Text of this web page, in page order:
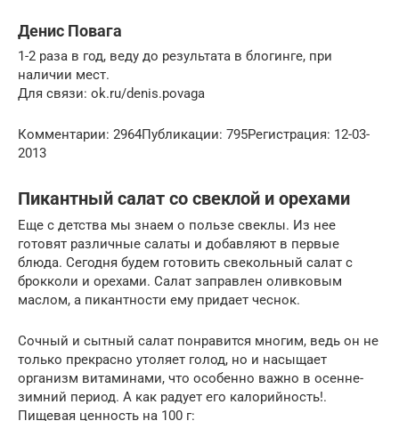
Денис Повага
1-2 раза в год, веду до результата в блогинге, при
наличии мест.
Для связи: ok.ru/denis.povaga
Комментарии: 2964Публикации: 795Регистрация: 12-03-
2013
Пикантный салат со свеклой и орехами
Еще с детства мы знаем о пользе свеклы. Из нее
готовят различные салаты и добавляют в первые
блюда. Сегодня будем готовить свекольный салат с
брокколи и орехами. Салат заправлен оливковым
маслом, а пикантности ему придает чеснок.
Сочный и сытный салат понравится многим, ведь он не
только прекрасно утоляет голод, но и насыщает
организм витаминами, что особенно важно в осенне-
зимний период. А как радует его калорийность!.
Пищевая ценность на 100 г: